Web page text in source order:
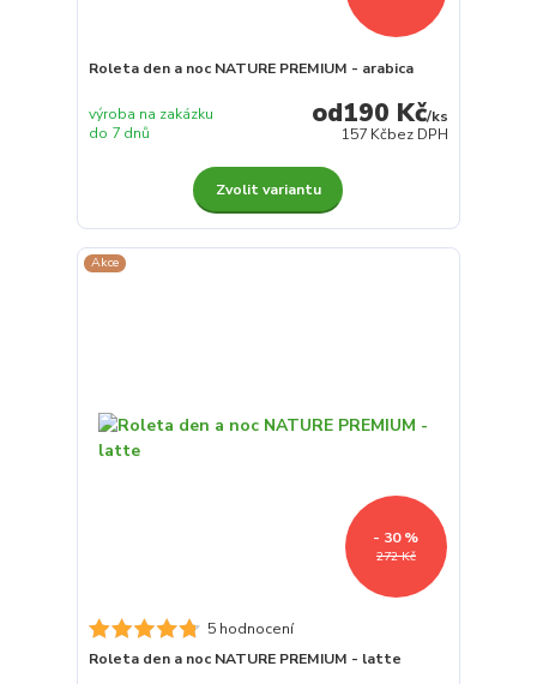
Roleta den a noc NATURE PREMIUM - arabica
190 Kč/ks
157 Kčbez DPH
výroba na zakázku
do 7 dnů
Zvolit variantu
Akce
272 Kč
- 30 %
5 hodnocení
Roleta den a noc NATURE PREMIUM - latte